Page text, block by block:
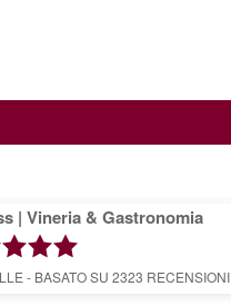
| Vineria & Gastronomia
- BASATO SU 2323 RECENSIONI